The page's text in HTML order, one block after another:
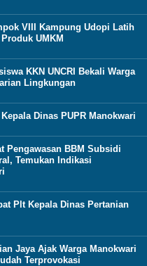
VIII Kampung Udopi Latih
UMKM
KKN UNCRI Bekali Warga
Lingkungan
Dinas PUPR Manokwari
Pengawasan BBM Subsidi
Temukan Indikasi
Plt Kepala Dinas Pertanian
Jaya Ajak Warga Manokwari
Terprovokasi